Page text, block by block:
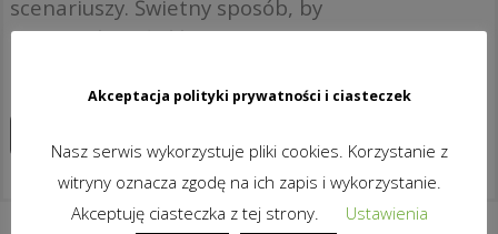
scenariuszy. Świetny sposób, by
zapewnić ciągłość nauczania –
Akceptacja polityki prywatności i ciasteczek
Nasz serwis wykorzystuje pliki cookies. Korzystanie z
witryny oznacza zgodę na ich zapis i wykorzystanie.
Akceptuję ciasteczka z tej strony.
Ustawienia